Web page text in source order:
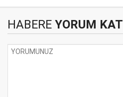
HABERE YORUM KAT